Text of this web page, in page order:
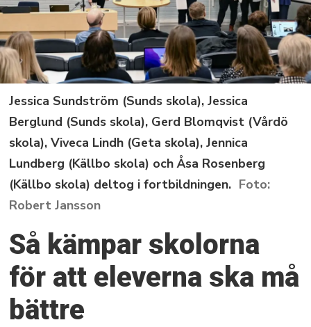
Jessica Sundström (Sunds skola), Jessica
Berglund (Sunds skola), Gerd Blomqvist (Vårdö
skola), Viveca Lindh (Geta skola), Jennica
Lundberg (Källbo skola) och Åsa Rosenberg
(Källbo skola) deltog i fortbildningen.
Robert Jansson
Så kämpar skolorna
för att eleverna ska må
bättre